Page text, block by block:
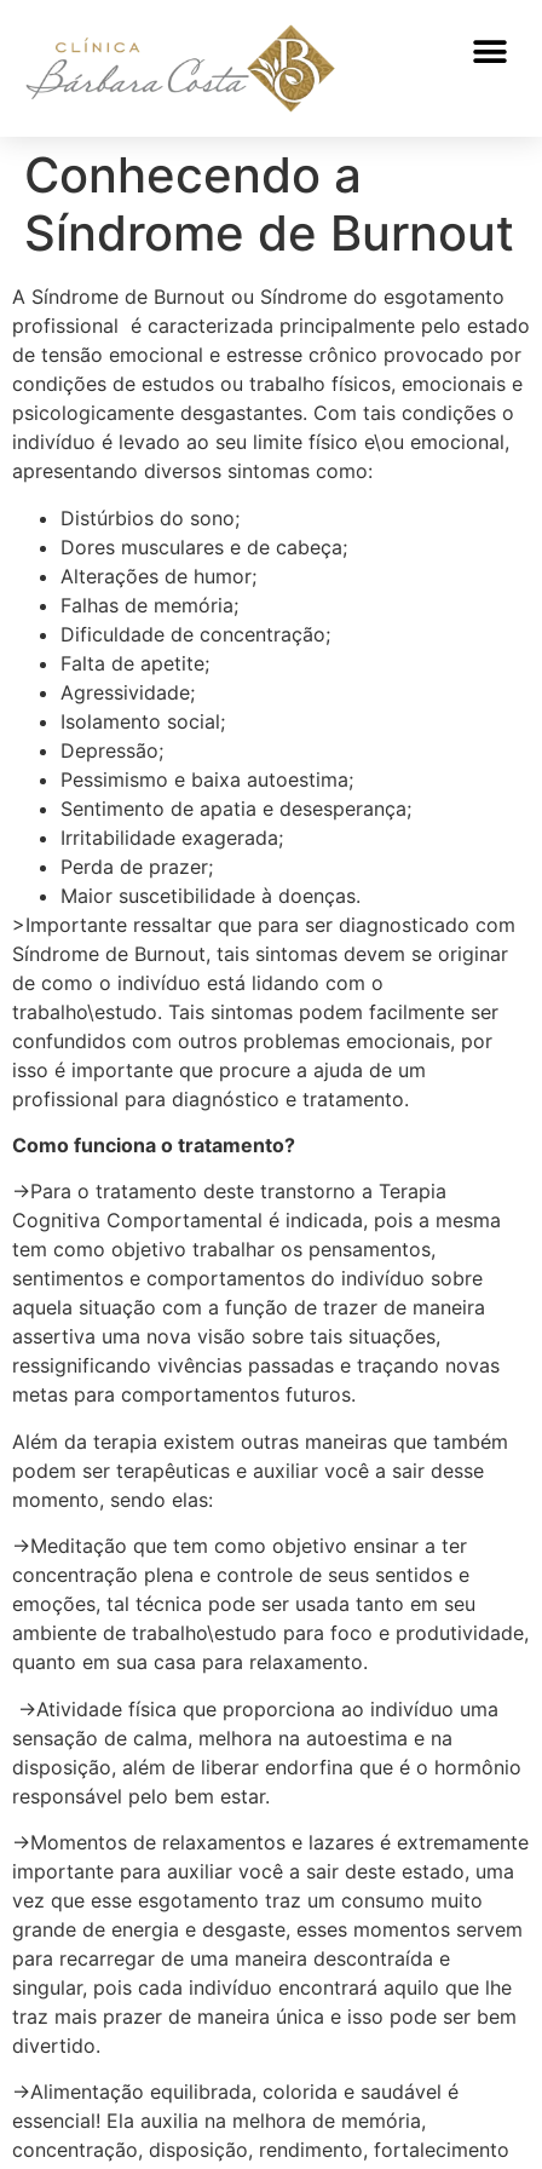
Conhecendo a
Síndrome de Burnout
A Síndrome de Burnout ou Síndrome do esgotamento
profissional é caracterizada principalmente pelo estado
de tensão emocional e estresse crônico provocado por
condições de estudos ou trabalho físicos, emocionais e
psicologicamente desgastantes. Com tais condições o
indivíduo é levado ao seu limite físico e\ou emocional,
apresentando diversos sintomas como:
Distúrbios do sono;
Dores musculares e de cabeça;
Alterações de humor;
Falhas de memória;
Dificuldade de concentração;
Falta de apetite;
Agressividade;
Isolamento social;
Depressão;
Pessimismo e baixa autoestima;
Sentimento de apatia e desesperança;
Irritabilidade exagerada;
Perda de prazer;
Maior suscetibilidade à doenças.
>Importante ressaltar que para ser diagnosticado com
Síndrome de Burnout, tais sintomas devem se originar
de como o indivíduo está lidando com o
trabalho\estudo. Tais sintomas podem facilmente ser
confundidos com outros problemas emocionais, por
isso é importante que procure a ajuda de um
profissional para diagnóstico e tratamento.
Como funciona o tratamento?
->Para o tratamento deste transtorno a Terapia
Cognitiva Comportamental é indicada, pois a mesma
tem como objetivo trabalhar os pensamentos,
sentimentos e comportamentos do indivíduo sobre
aquela situação com a função de trazer de maneira
assertiva uma nova visão sobre tais situações,
ressignificando vivências passadas e traçando novas
metas para comportamentos futuros.
Além da terapia existem outras maneiras que também
podem ser terapêuticas e auxiliar você a sair desse
momento, sendo elas:
->Meditação que tem como objetivo ensinar a ter
concentração plena e controle de seus sentidos e
emoções, tal técnica pode ser usada tanto em seu
ambiente de trabalho\estudo para foco e produtividade,
quanto em sua casa para relaxamento.
->Atividade física que proporciona ao indivíduo uma
sensação de calma, melhora na autoestima e na
disposição, além de liberar endorfina que é o hormônio
responsável pelo bem estar.
->Momentos de relaxamentos e lazares é extremamente
importante para auxiliar você a sair deste estado, uma
vez que esse esgotamento traz um consumo muito
grande de energia e desgaste, esses momentos servem
para recarregar de uma maneira descontraída e
singular, pois cada indivíduo encontrará aquilo que lhe
traz mais prazer de maneira única e isso pode ser bem
divertido.
->Alimentação equilibrada, colorida e saudável é
essencial! Ela auxilia na melhora de memória,
concentração, disposição, rendimento, fortalecimento